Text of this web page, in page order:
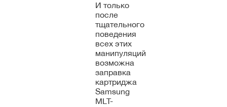
И только
после
тщательного
поведения
всех этих
манипуляций
возможна
заправка
картриджа
Samsung
MLT-